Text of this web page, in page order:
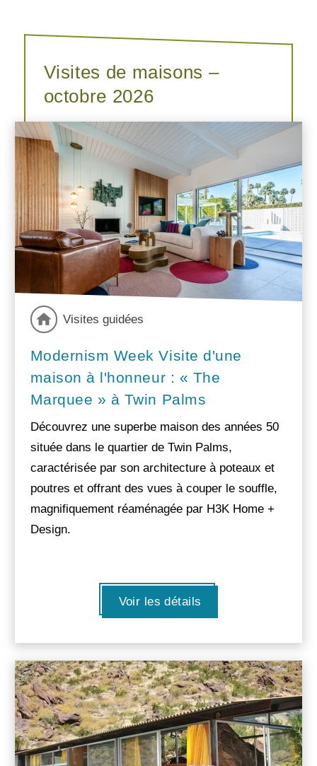
Visites de maisons –
octobre 2026
Visites guidées
Modernism Week Visite d'une
maison à l'honneur : « The
Marquee » à Twin Palms
Découvrez une superbe maison des années 50
située dans le quartier de Twin Palms,
caractérisée par son architecture à poteaux et
poutres et offrant des vues à couper le souffle,
magnifiquement réaménagée par H3K Home +
Design.
Voir les détails